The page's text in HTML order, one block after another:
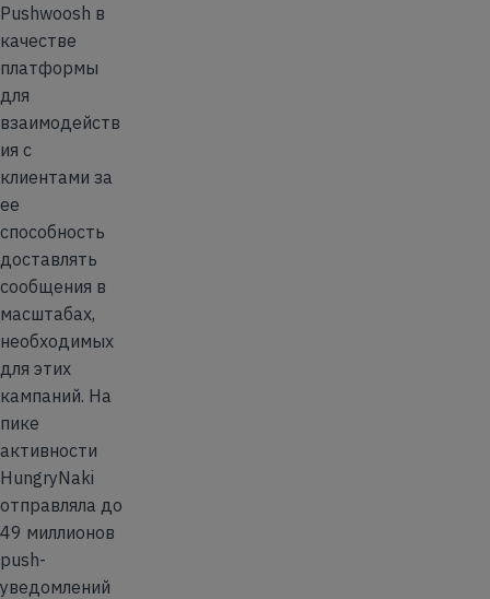
Pushwoosh в
качестве
платформы
для
взаимодейств
ия с
клиентами за
ее
способность
доставлять
сообщения в
масштабах,
необходимых
для этих
кампаний. На
пике
активности
HungryNaki
отправляла до
49 миллионов
push-
уведомлений